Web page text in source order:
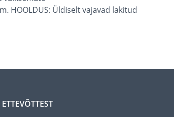
HOOLDUS: Üldiselt vajavad lakitud
ETTEVÕTTEST